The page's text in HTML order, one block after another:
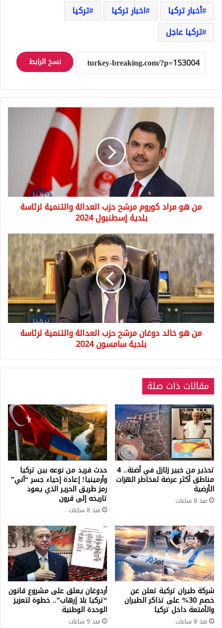
أخبار تركيا اخبار تركيا
تركيا
تركيا عاجل
نسخ الرابط
لرئاسة
بلدية
إسطنبول
من هو مراد كوروم مرشح حزب العدالة والتنمية لرئاسة
بلدية إسطنبول 2024
من
هو
خالد
دوغان
مرشح
حزب
العدالة
والتنمية
لرئاسة
بلدية
سامسون
من هو خالد دوغان مرشح حزب العدالة والتنمية لرئاسة
بلدية سامسون 2024
مقالات ذات صلة
تحذير من خبير زلازل في أضنة.. 4
مناطق أكثر عرضة لمخاطر الهزات
الأرضية
منذ 8 ساعات
حدث فريد من نوعه بين تركيا
وأرمينيا! إعادة إحياء جسر “آني”
رمز طريق الحرير الذي يعود
تاريخه إلى قرون
منذ 8 ساعات
شركة طيران تركية تعلن عن
خصم 30% على تذاكر الطيران
والأمتعة داخل تركيا
منذ 8 ساعات
أردوغان يعلق على مشروع قانون
“تركيا بلا إرهاب”.. خطوة لتعزيز
الوحدة الوطنية
منذ 9 ساعات